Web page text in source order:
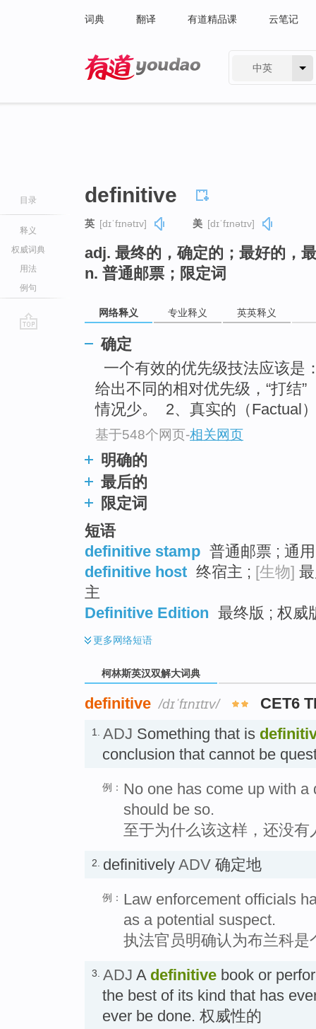
词典 翻译 有道精品课 云笔记
中英
目录
释义
权威词典
用法
例句
definitive
英 [dɪˈfɪnətɪv] 美 [dɪˈfɪnətɪv]
adj. 最终的，确定的；最好的，
n. 普通邮票；限定词
网络释义 专业释义 英英释义
确定
一个有效的优先级技法应该是
给出不同的相对优先级，“打结
情况少。 2、真实的（Factual
基于548个网页-相关网页
明确的
最后的
限定词
短语
definitive stamp 普通邮票 ; 通
definitive host 终宿主 ; [生物]
主
Definitive Edition 最终版 ; 权威
更多网络短语
柯林斯英汉双解大词典
definitive /dɪˈfɪnɪtɪv/ CET6
1. ADJ Something that is
conclusion that cannot be
例： No one has come up with
should be so.
至于为什么该这样，还没
2. definitively ADV 确定地
例： Law enforcement officials
as a potential suspect.
执法官员明确认为布兰科是
3. ADJ A definitive book or
the best of its kind that has
ever be done. 权威性的